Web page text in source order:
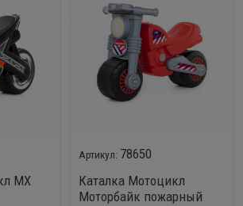
MX
78650
Каталка Мотоцикл
Моторбайк пожарный